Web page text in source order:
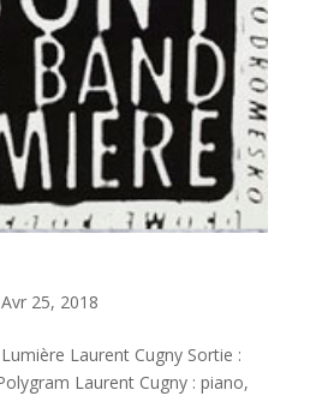
Avr 25, 2018
Laurent Cugny Sortie :
Laurent Cugny : piano,